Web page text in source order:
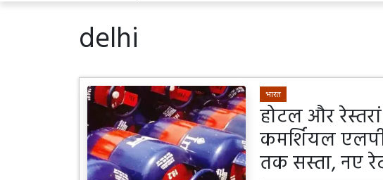
delhi
भारत
होटल और
कमर्शियल
तक सस्ता, नए